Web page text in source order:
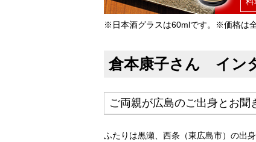
※日本酒グラスは60mlです。※価格は全
倉本康子さん イン
ご両親が広島のご出身とお
ふたりは黒瀬、西条（東広島市）の出